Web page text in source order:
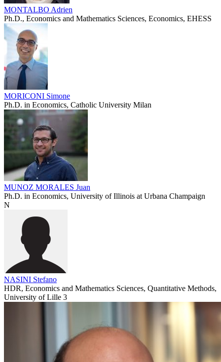
MONTALBO Adrien
Ph.D., Economics and Mathematics Sciences, Economics, EHESS
MORICONI Simone
Ph.D. in Economics, Catholic University Milan
MUNOZ MORALES Juan
Ph.D. in Economics, University of Illinois at Urbana Champaign
N
NASINI Stefano
HDR, Economics and Mathematics Sciences, Quantitative Methods,
University of Lille 3